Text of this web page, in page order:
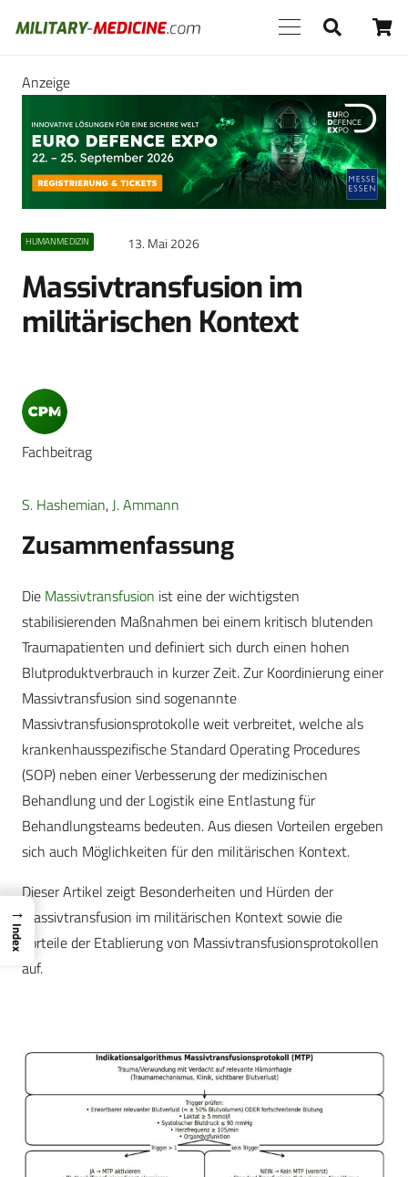
Anzeige
HUMANMEDIZIN 13. Mai 2026
Massivtransfusion im
militärischen Kontext
Fachbeitrag
S. Hashemian,J. Ammann
Zusammenfassung
Die Massivtransfusion ist eine der wichtigsten
stabilisierenden Maßnahmen bei einem kritisch blutenden
Traumapatienten und definiert sich durch einen hohen
Blutproduktverbrauch in kurzer Zeit. Zur Koordinierung einer
Massivtransfusion sind sogenannte
Massivtransfusionsprotokolle weit verbreitet, welche als
krankenhausspezifische Standard Operating Procedures
(SOP) neben einer Verbesserung der medizinischen
Behandlung und der Logistik eine Entlastung für
Behandlungsteams bedeuten. Aus diesen Vorteilen ergeben
sich auch Möglichkeiten für den militärischen Kontext.
Dieser Artikel zeigt Besonderheiten und Hürden der
Massivtransfusion im militärischen Kontext sowie die
Vorteile der Etablierung von Massivtransfusionsprotokollen
auf.
→
Index